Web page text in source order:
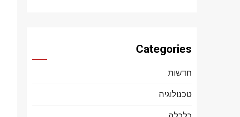
Categories
חדשות
טכנולוגיה